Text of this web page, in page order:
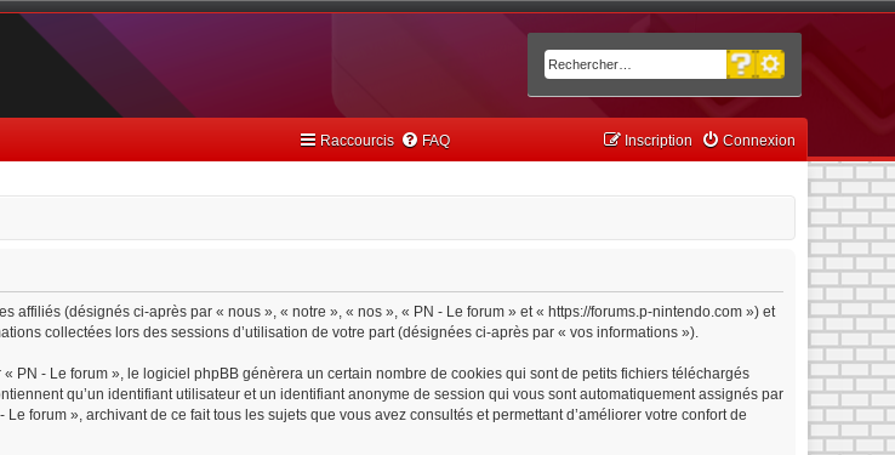
Rechercher
Recherche avancée
Raccourcis FAQ Connexion
Inscription
(désignés ci-après par « nous », « notre », « nos », « PN - Le forum » et « https://forums.p-nintendo.com ») et
collectées lors des sessions d’utilisation de votre part (désignées ci-après par « vos informations »).
PN - Le forum », le logiciel phpBB génèrera un certain nombre de cookies qui sont de petits fichiers téléchargés
qu’un identifiant utilisateur et un identifiant anonyme de session qui vous sont automatiquement assignés par
forum », archivant de ce fait tous les sujets que vous avez consultés et permettant d’améliorer votre confort de